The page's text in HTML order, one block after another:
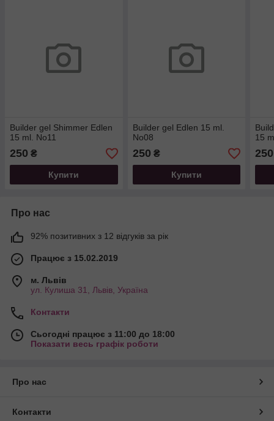
Builder gel Shimmer Edlen
15 ml. No11
250 ₴
Купити
Builder gel Edlen 15 ml.
No08
250 ₴
Купити
15
250
Про нас
92% позитивних з 12 відгуків за рік
Працює з 15.02.2019
м. Львів
ул. Кулиша 31, Львів, Україна
Контакти
Сьогодні працює з 11:00 до 18:00
Показати весь графік роботи
Про нас
Контакти